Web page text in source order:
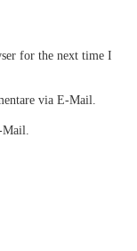
for the next time I
via E-Mail.